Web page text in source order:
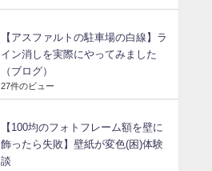
【アスファルトの駐車場の白線】ラ
イン消しを実際にやってみました
（ブログ）
27件のビュー
【100均のフォトフレーム額を壁に
飾ったら失敗】壁紙が変色(困)体験
談